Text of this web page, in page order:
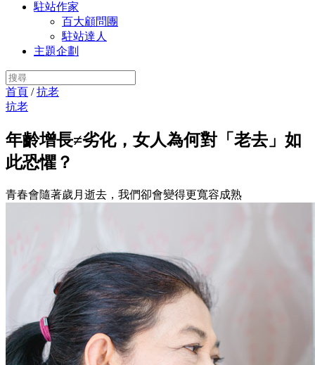
駐站作家
百大顧問團
駐站達人
主題企劃
首頁 /抗老
抗老
年齡增長≠劣化，女人為何對「老去」如
此恐懼？
青春會隨著歲月逝去，我們卻會變得更寬容成熟